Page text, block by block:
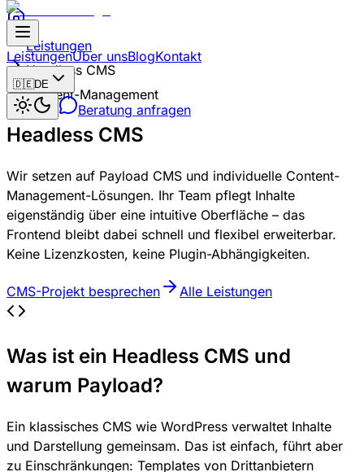
Zum Hauptinhalt springen
comm-IT
LeistungenÜber unsBlogKontakt
🇩🇪DE
Theme umschalten
Beratung anfragen
Leistungen
Headless CMS
Content-Management
Headless CMS
Wir setzen auf Payload CMS und individuelle Content-
Management-Lösungen. Ihr Team pflegt Inhalte
eigenständig über eine intuitive Oberfläche – das
Frontend bleibt dabei schnell und flexibel erweiterbar.
Keine Lizenzkosten, keine Plugin-Abhängigkeiten.
CMS-Projekt besprechen Alle Leistungen
Was ist ein Headless CMS und
warum Payload?
Ein klassisches CMS wie WordPress verwaltet Inhalte
und Darstellung gemeinsam. Das ist einfach, führt aber
zu Einschränkungen: Templates von Drittanbietern